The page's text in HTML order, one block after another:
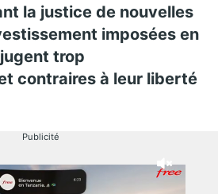
la justice de nouvelles
imposées en
trop
contraires à leur liberté
Publicité